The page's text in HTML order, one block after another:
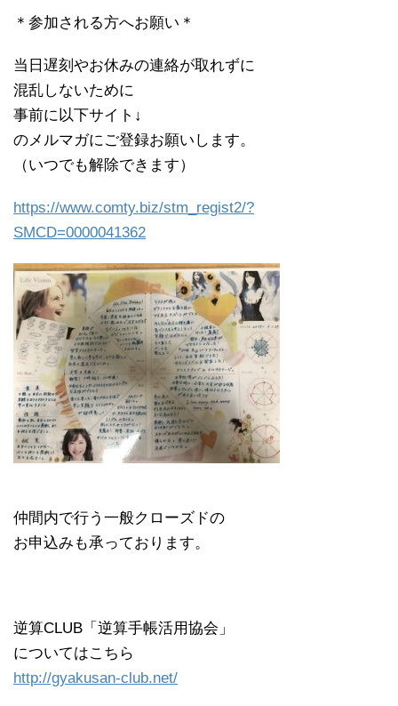
＊参加される方へお願い＊
当日遅刻やお休みの連絡が取れずに
混乱しないために
事前に以下サイト↓
のメルマガにご登録お願いします。
（いつでも解除できます）
https://www.comty.biz/stm_ regist2/?
SMCD=0000041362
仲間内で行う一般クローズドの
お申込みも承っております。
逆算CLUB「逆算手帳活用協会」
についてはこちら
http://gyakusan-club.net/